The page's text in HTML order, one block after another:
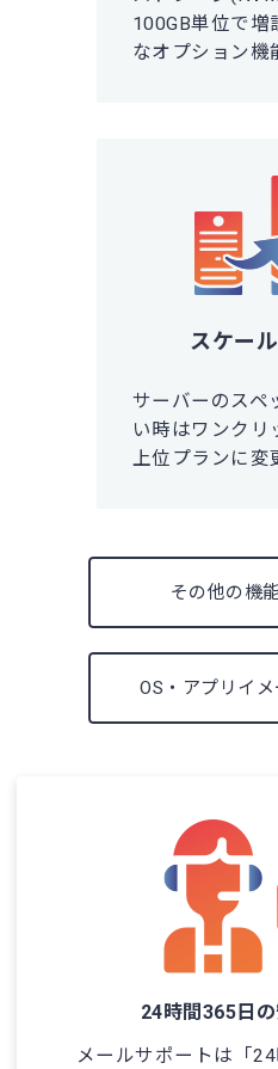
100GB単位で増
なオプション機
スケー
サーバーのスペ
い時はワンクリ
上位プランに変
その他の機
OS・アプリイ
24時間365日
メールサポートは「